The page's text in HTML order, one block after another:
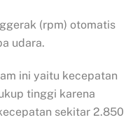
(rpm) otomatis
udara.
ini yaitu kecepatan
tinggi karena
sekitar 2.850